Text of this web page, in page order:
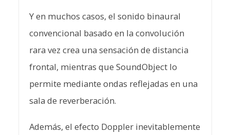
Y en muchos casos, el sonido binaural
convencional basado en la convolución
rara vez crea una sensación de distancia
frontal, mientras que SoundObject lo
permite mediante ondas reflejadas en una
sala de reverberación.
Además, el efecto Doppler inevitablemente